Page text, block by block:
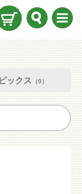
ックス （0）